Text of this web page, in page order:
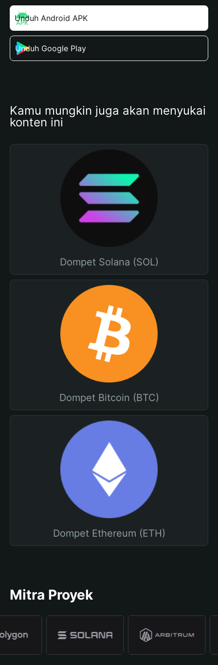
Unduh Android APK
Unduh Google Play
Kamu mungkin juga akan menyukai
konten ini
Dompet Solana (SOL)
Dompet Bitcoin (BTC)
Dompet Ethereum (ETH)
Mitra Proyek